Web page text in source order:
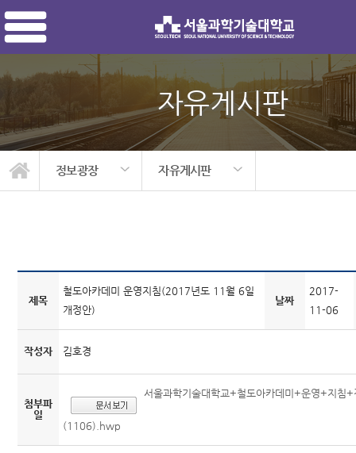
자유게시판
정보광장 자유게시판
관리자
철도아카데미 소개
교육안내
모집안내
정보광장
공지사항
자유게시판
정보자료실
제목
철도아카데미 운영지침(2017년도 11월 6일
개정안)
날짜
2017-
11-06
작성자 김호경
첨부파
일
서울과학기술대학교+철도아카데미+운영+지침+
(1106).hwp